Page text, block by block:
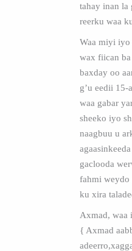
tahay inan la
reerku waa
Waa miyi iyo
wax fiican
baxday oo
g’u eedii 15-
waa gabar
sheeko iyo
naagbuu u
gaclooda
fahmi weydo
ku xira
Axmad, waa
{ Axmad